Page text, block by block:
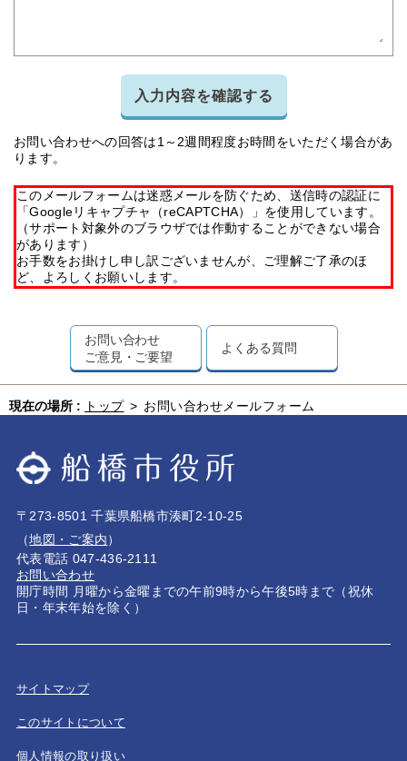
入力内容を確認する
お問い合わせへの回答は1～2週間程度お時間をいただく場合があ
ります。
このメールフォームは迷惑メールを防ぐため、送信時の認証に
「Googleリキャプチャ（reCAPTCHA）」を使用しています。
（サポート対象外のブラウザでは作動することができない場合
があります）
お手数をお掛けし申し訳ございませんが、ご理解ご了承のほ
ど、よろしくお願いします。
お問い合わせ
ご意見・ご要望
よくある質問
現在の場所 : トップ > お問い合わせメールフォーム
〒273-8501 千葉県船橋市湊町2-10-25
（地図・ご案内）
代表電話 047-436-2111
お問い合わせ
開庁時間 月曜から金曜までの午前9時から午後5時まで（祝休
日・年末年始を除く）
サイトマップ
このサイトについて
個人情報の取り扱い